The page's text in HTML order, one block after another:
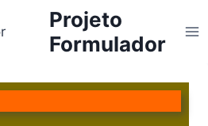
Projeto
Formulador